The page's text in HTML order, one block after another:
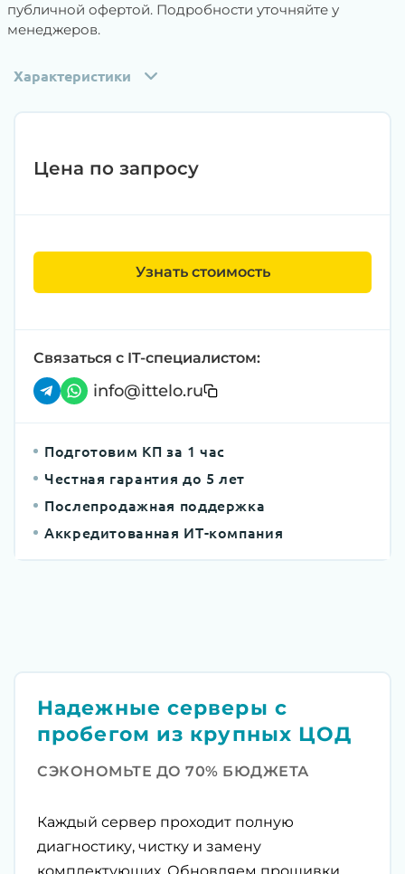
публичной офертой. Подробности уточняйте у
менеджеров.
Характеристики
Цена по запросу
Узнать стоимость
Связаться с IT-специалистом:
info@ittelo.ru
Подготовим КП за 1 час
Честная гарантия до 5 лет
Послепродажная поддержка
Аккредитованная ИТ-компания
Надежные серверы с
пробегом из крупных ЦОД
СЭКОНОМЬТЕ ДО 70% БЮДЖЕТА
Каждый сервер проходит полную
диагностику, чистку и замену